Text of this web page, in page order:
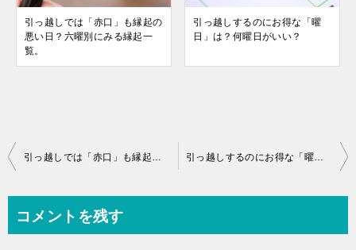
引っ越しでは「赤口」も縁起の
悪い日？六曜別にみる縁起一
覧。
引っ越しするのにお得な「曜
日」は？何曜日がいい？
投
ビ
引っ越しでは「赤口」も縁起の悪い日？六曜別にみる縁起一覧。 引っ越しするのにお得な「曜日」は？何曜日がいい？
コメントを残す